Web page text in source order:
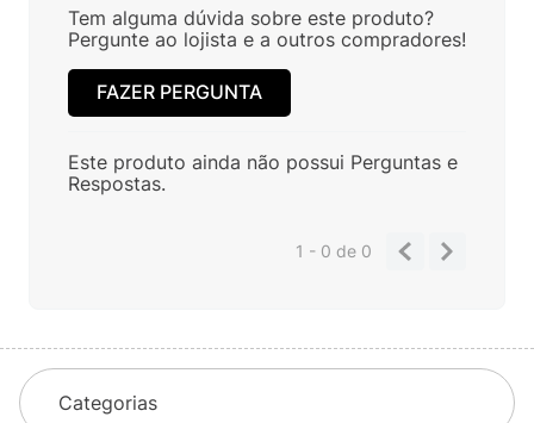
Tem alguma dúvida sobre este produto?
Pergunte ao lojista e a outros compradores!
FAZER PERGUNTA
Este produto ainda não possui Perguntas e
Respostas.
1 - 0de 0
Categorias